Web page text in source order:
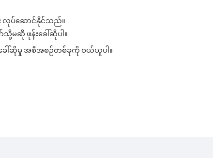
း လုပ်ဆောင်နိုင်သည်။
မဆို ဖုန်းခေါ်ဆိုပါ။
ခေါ်ဆိုမှု အစီအစဉ်တစ်ခုကို ဝယ်ယူပါ။